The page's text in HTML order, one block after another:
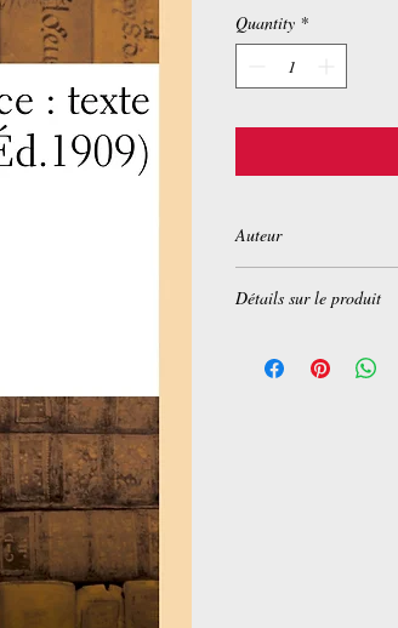
Quantity *
Auteur
Détails sur le produit
Editeur : Hachette